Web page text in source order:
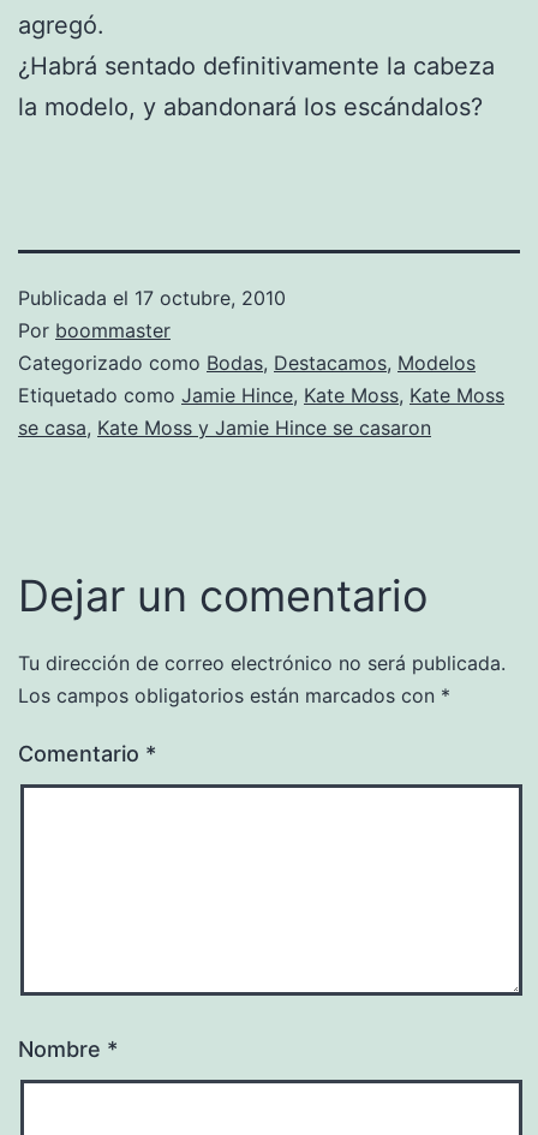
agregó.
¿Habrá sentado definitivamente la cabeza
la modelo, y abandonará los escándalos?
Publicada el 17 octubre, 2010
Por boommaster
Categorizado como Bodas, Destacamos, Modelos
Etiquetado como Jamie Hince, Kate Moss, Kate Moss
se casa, Kate Moss y Jamie Hince se casaron
Dejar un comentario
Tu dirección de correo electrónico no será publicada.
Los campos obligatorios están marcados con *
Comentario *
Nombre *